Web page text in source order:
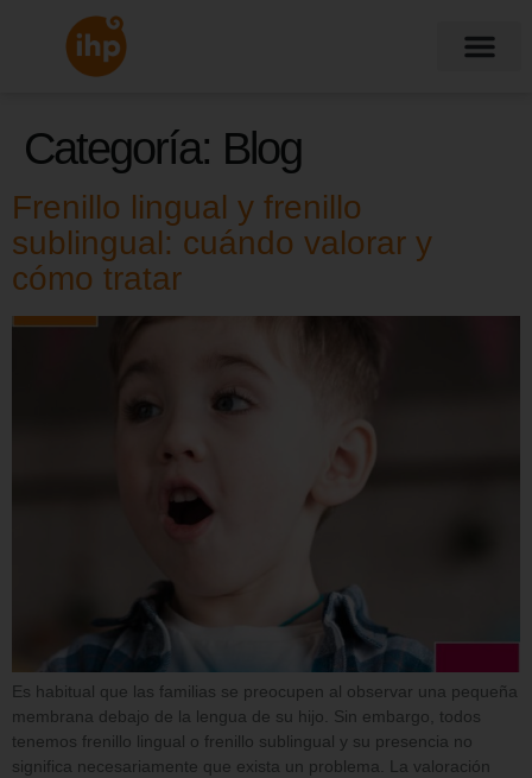
Categoría: Blog
Frenillo lingual y frenillo
sublingual: cuándo valorar y
cómo tratar
Es habitual que las familias se preocupen al observar una pequeña
membrana debajo de la lengua de su hijo. Sin embargo, todos
tenemos frenillo lingual o frenillo sublingual y su presencia no
significa necesariamente que exista un problema. La valoración